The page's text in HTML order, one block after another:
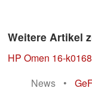
Weitere Artikel
HP Omen 16-
News
•